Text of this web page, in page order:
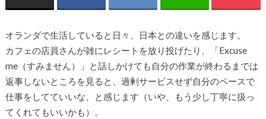
オランダで生活していると日々、日本との違いを感じます。
カフェの店員さんが雑にレシートを放り投げたり、「Excuse
me（すみません）」と話しかけても自分の作業が終わるまでは
返事しないところを見ると、過剰サービスせず自分のペースで
仕事をしてていいな、と感じます（いや、もう少し丁寧に扱っ
てくれてもいいかも）。